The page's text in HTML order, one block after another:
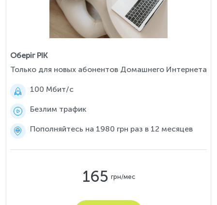
Оберіг РІК
Только для новых абонентов Домашнего Интернета
100 Мбит/c
Безлим трафик
Пополняйтесь на 1980 грн раз в 12 месяцев
165 грн/мес